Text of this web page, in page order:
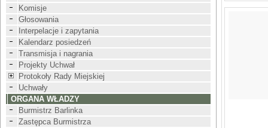
Komisje
Głosowania
Interpelacje i zapytania
Kalendarz posiedzeń
Transmisja i nagrania
Projekty Uchwał
Protokoły Rady Miejskiej
Uchwały
ORGANA WŁADZY
Burmistrz Barlinka
Zastępca Burmistrza